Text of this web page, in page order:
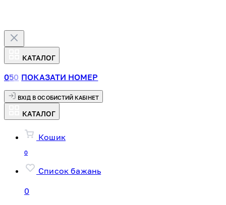
КАТАЛОГ
050 ПОКАЗАТИ НОМЕР
ВХІД В ОСОБИСТИЙ КАБІНЕТ
КАТАЛОГ
Кошик
0
Список бажань
0